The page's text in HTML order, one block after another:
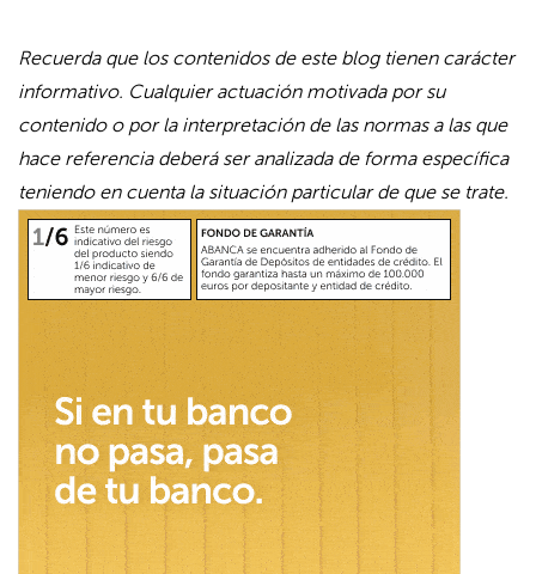
Recuerda que los contenidos de este blog tienen carácter
informativo. Cualquier actuación motivada por su
contenido o por la interpretación de las normas a las que
hace referencia deberá ser analizada de forma específica
teniendo en cuenta la situación particular de que se trate.